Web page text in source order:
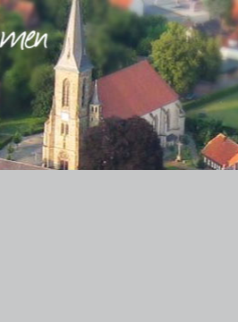
aus Füchtorf und insbesondere